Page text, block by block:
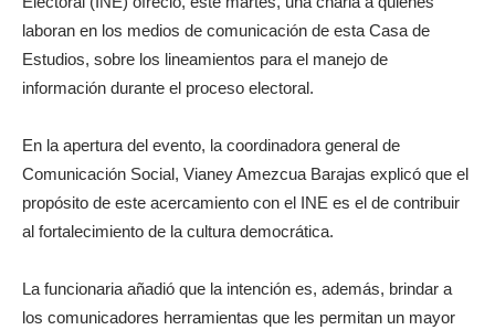
laboran en los medios de comunicación de esta Casa de
Estudios, sobre los lineamientos para el manejo de
información durante el proceso electoral.
En la apertura del evento, la coordinadora general de
Comunicación Social, Vianey Amezcua Barajas explicó que el
propósito de este acercamiento con el INE es el de contribuir
al fortalecimiento de la cultura democrática.
La funcionaria añadió que la intención es, además, brindar a
los comunicadores herramientas que les permitan un mayor